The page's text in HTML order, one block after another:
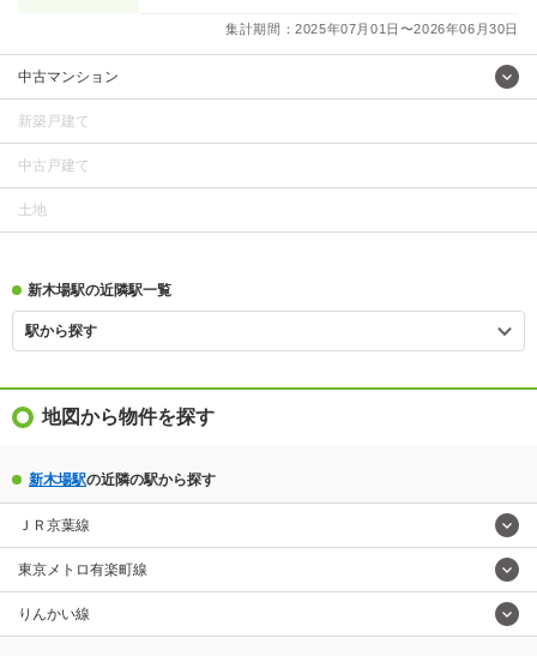
集計期間：2025年07月01日〜2026年06月30日
中古マンション
新築戸建て
中古戸建て
土地
新木場駅の近隣駅一覧
駅から探す
地図から物件を探す
新木場駅の近隣の駅から探す
ＪＲ京葉線
東京メトロ有楽町線
りんかい線